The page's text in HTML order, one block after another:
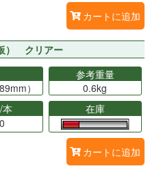
カートに追加
） クリアー
）
参考重量
0.6kg
在庫
カートに追加